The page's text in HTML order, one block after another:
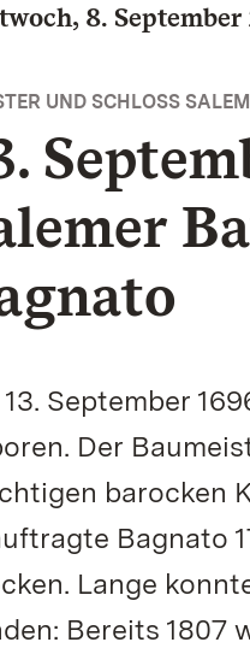
8. September
UND SCHLOSS
September
Der
barocken
Bagnato
Lange
Bereits 1807